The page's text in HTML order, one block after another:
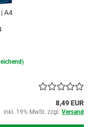
A4
8,49 EUR
inkl. 19% MwSt. zzgl. Versand